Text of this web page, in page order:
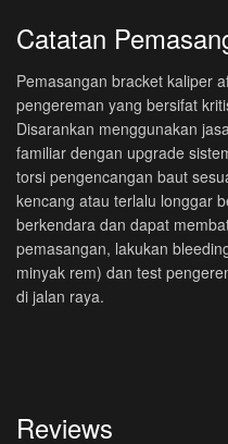
Catatan
Pemasangan bracket kaliper
pengereman yang bersifat
Disarankan menggunakan
familiar dengan upgrade
torsi pengencangan baut
kencang atau terlalu longgar
berkendara dan dapat
pemasangan, lakukan
minyak rem) dan test
di jalan raya.
Reviews